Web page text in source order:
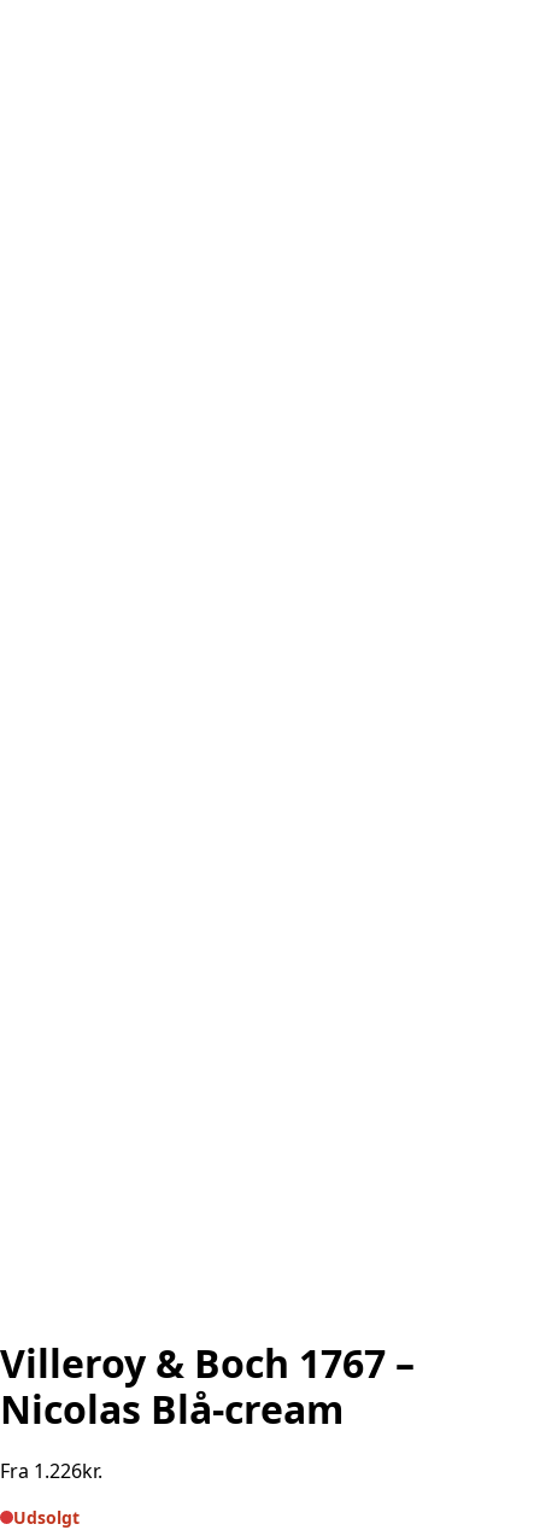
Villeroy & Boch 1767 –
Nicolas Blå-cream
Fra 1.226kr.
Udsolgt